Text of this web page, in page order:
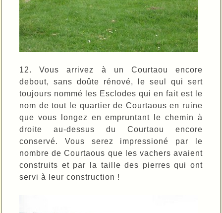
12. Vous arrivez à un Courtaou encore
debout, sans doûte rénové, le seul qui sert
toujours nommé les Esclodes qui en fait est le
nom de tout le quartier de Courtaous en ruine
que vous longez en empruntant le chemin à
droite au-dessus du Courtaou encore
conservé. Vous serez impressioné par le
nombre de Courtaous que les vachers avaient
construits et par la taille des pierres qui ont
servi à leur construction !